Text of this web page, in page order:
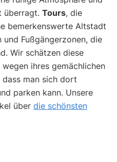
überragt. Tours, die
bemerkenswerte Altstadt
und Fußgängerzonen, die
Wir schätzen diese
ihres gemächlichen
dass man sich dort
parken kann. Unsere
über die schönsten